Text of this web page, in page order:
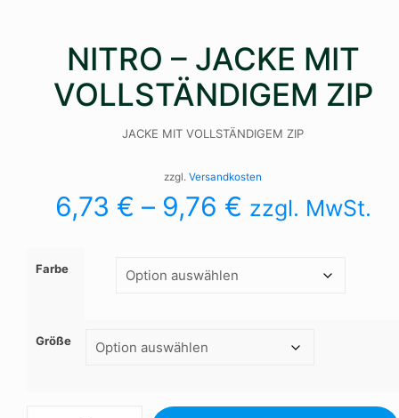
NITRO – JACKE MIT
VOLLSTÄNDIGEM ZIP
JACKE MIT VOLLSTÄNDIGEM ZIP
zzgl. Versandkosten
6,73 € – 9,76 € zzgl. MwSt.
Farbe
Größe